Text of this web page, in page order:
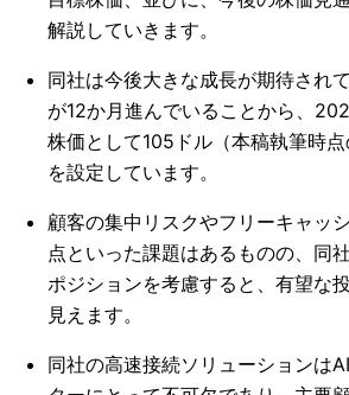
解説していきます。
同社は今後大きな成長が期待され
が12か月進んでいることから、
株価として105ドル（本稿執筆時点
を設定しています。
顧客の集中リスクやフリーキャッ
点といった課題はあるものの、同
ポジションを考慮すると、有望な
見えます。
同社の高速接続ソリューションは